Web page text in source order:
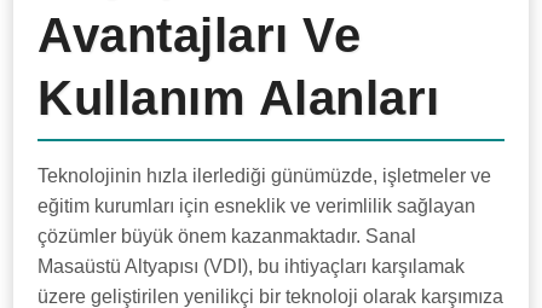
Avantajları Ve
Kullanım Alanları
Teknolojinin hızla ilerlediği günümüzde, işletmeler ve
eğitim kurumları için esneklik ve verimlilik sağlayan
çözümler büyük önem kazanmaktadır. Sanal
Masaüstü Altyapısı (VDI), bu ihtiyaçları karşılamak
üzere geliştirilen yenilikçi bir teknoloji olarak karşımıza